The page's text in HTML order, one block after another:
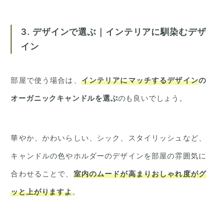
3. デザインで選ぶ｜インテリアに馴染むデザ
イン
部屋で使う場合は、 インテリアにマッチするデザインの
オーガニックキャンドルを選ぶのも良いでしょう。
華やか、かわいらしい、シック、スタイリッシュなど、
キャンドルの色やホルダーのデザインを部屋の雰囲気に
合わせることで、 室内のムードが高まりおしゃれ度がグ
ッと上がりますよ。